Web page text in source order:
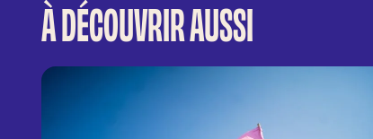
À DÉCOUVRIR AUSSI